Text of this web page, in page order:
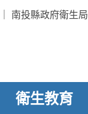
南投縣政府衛生局
衛生教育